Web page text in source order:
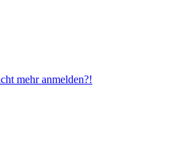
mehr anmelden?!